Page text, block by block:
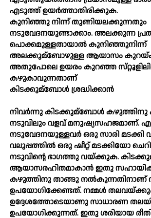
എടുത്ത്‌ ഉയര്‍ത്താതിരിക്കുക.
കുനിഞ്ഞു നിന്ന്‌ തുണിയലക്കുന്നതും
നടുവേദനയുണ്ടാക്കാം. അലക്കുന്ന
പൊക്കമുള്ളതായാല്‍ കുനിഞ്ഞുനിന്ന്‌
അലക്കുമ്ബോഴുള്ള ആയാസം
അതുപോലെ ഉയരം കുറഞ്ഞ
കഴുകാവുന്നതാണ്‌
കിടക്കുമ്ബോള്‍ ശ്രദ്ധിക്കാന്‍
നിവര്‍ന്നു കിടക്കുമ്ബോള്‍ കഴുത്തിനു
നടുവിലും വളവ്‌ മനുഷ്യസഹജമാണ്‌.
നടുവേദനയുള്ളവര്‍ ഒരു സാരി മടക്കി
വലുപ്പത്തില്‍ ഒരു ഷീറ്റ്‌ മടക്കിയോ
നടുവിന്റെ ഭാഗത്തു വയ്‌ക്കുക.
ആയാസരഹിതമാകാന്‍ ഇതു
കഴുത്തിനു താങ്ങു നല്‍കുന്നതിനാണ്‌
ഉപയോഗിക്കേണ്ടത്‌. നമ്മള്‍
ഉദ്ദേശത്തോടെയാണു സാധാരണ
ഉപയോഗിക്കുന്നത്‌. ഇതു ശരിയായ